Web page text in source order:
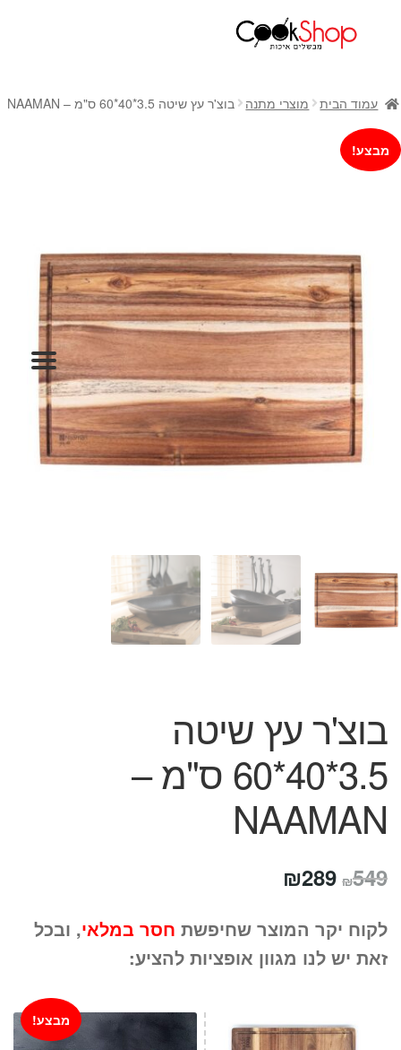
חנות
כלי בישול
סירים
מחבתות
אחסון למטבח
סכינים
אפייה
קפה ותה
גיפט קארד
כלי בית
המותגים שלנו
חגים
מתנות לחנוכת בית
תשלום
עמוד הבית מוצרי מתנה בוצ'ר עץ שיטה 3.5*40*60 ס"מ – NAAMAN
מבצע!
בוצ'ר עץ שיטה
3.5*40*60 ס"מ –
NAAMAN
₪549 המחיר
היה:
₪549.
₪289
הוא:
₪289.
לקוח יקר המוצר שחיפשת חסר במלאי, ובכל
זאת יש לנו מגוון אופציות להציע:
מבצע!